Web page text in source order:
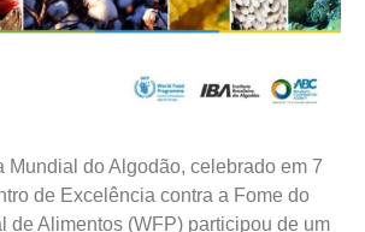
Mundial do Algodão, celebrado em 7
de Excelência contra a Fome do
de Alimentos (WFP) participou de um